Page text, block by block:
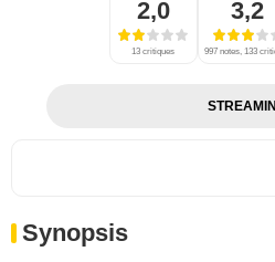
2,0
13 critiques
3,2
997 notes, 133
Synopsis